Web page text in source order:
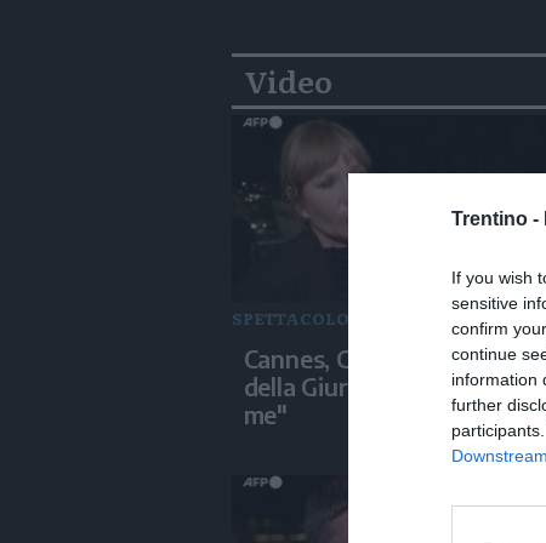
Trentino -
If you wish
sensitive
confirm
continue
information
further
Video
SPETTACOLO
Cannes, Grisebach: "Il
della Giuria significa molto
me"